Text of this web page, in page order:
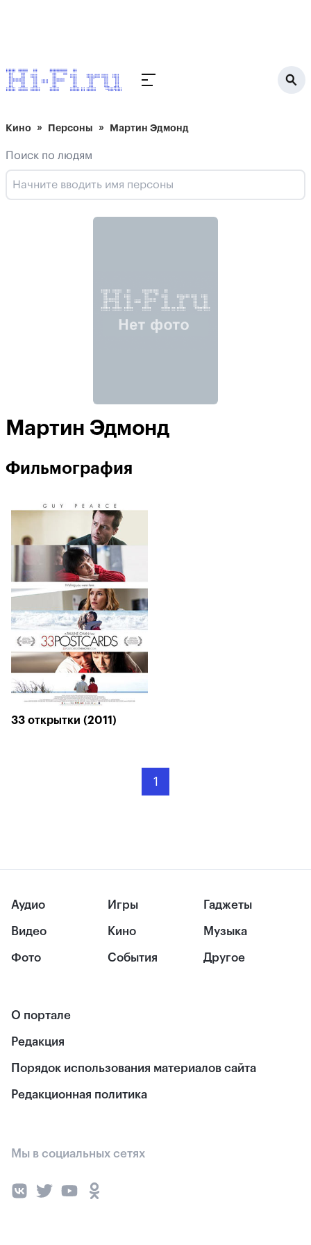
Кино Персоны Мартин Эдмонд
Поиск по людям
Мартин Эдмонд
Фильмография
33 открытки (2011)
1
Аудио
Видео
Фото
Игры
Кино
События
Гаджеты
Музыка
Другое
О портале
Редакция
Порядок использования материалов сайта
Редакционная политика
Мы в социальных сетях